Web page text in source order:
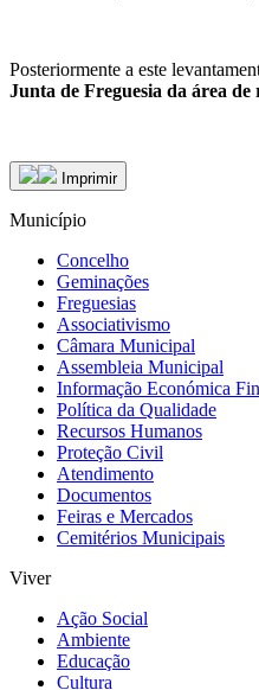
Posteriormente a este
Junta de Freguesia da área de
Imprimir
Município
Concelho
Geminações
Freguesias
Associativismo
Câmara Municipal
Assembleia Municipal
Informação Económica
Política da Qualidade
Recursos Humanos
Proteção Civil
Atendimento
Documentos
Feiras e Mercados
Cemitérios Municipais
Viver
Ação Social
Ambiente
Educação
Cultura